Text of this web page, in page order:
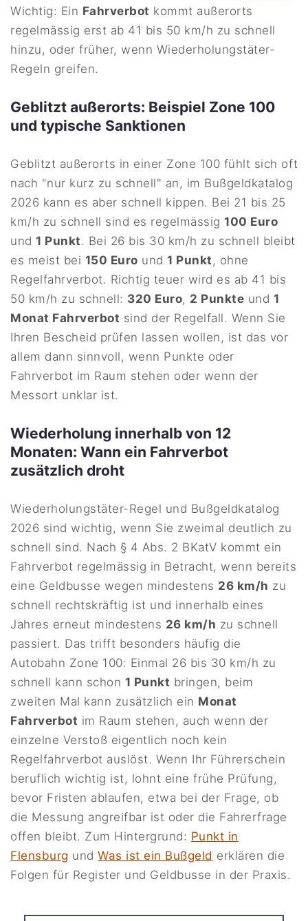
Wichtig: Ein Fahrverbot kommt außerorts
regelmässig erst ab 41 bis 50 km/h zu schnell
hinzu, oder früher, wenn Wiederholungstäter-
Regeln greifen.
Geblitzt außerorts: Beispiel Zone 100
und typische Sanktionen
Geblitzt außerorts in einer Zone 100 fühlt sich oft
nach "nur kurz zu schnell" an, im Bußgeldkatalog
2026 kann es aber schnell kippen. Bei 21 bis 25
km/h zu schnell sind es regelmässig100 Euro
und1 Punkt. Bei 26 bis 30 km/h zu schnell bleibt
es meist bei 150 Euro und1 Punkt, ohne
Regelfahrverbot. Richtig teuer wird es ab 41 bis
50 km/h zu schnell: 320 Euro, 2 Punkte und 1
Monat Fahrverbot sind der Regelfall. Wenn Sie
Ihren Bescheid prüfen lassen wollen, ist das vor
allem dann sinnvoll, wenn Punkte oder
Fahrverbot im Raum stehen oder wenn der
Messort unklar ist.
Wiederholung innerhalb von 12
Monaten: Wann ein Fahrverbot
zusätzlich droht
Wiederholungstäter-Regel und Bußgeldkatalog
2026 sind wichtig, wenn Sie zweimal deutlich zu
schnell sind. Nach § 4 Abs. 2 BKatV kommt ein
Fahrverbot regelmässig in Betracht, wenn bereits
eine Geldbusse wegen mindestens 26 km/h zu
schnell rechtskräftig ist und innerhalb eines
Jahres erneut mindestens 26 km/h zu schnell
passiert. Das trifft besonders häufig die
Autobahn Zone 100: Einmal 26 bis 30 km/h zu
schnell kann schon 1 Punkt bringen, beim
zweiten Mal kann zusätzlich ein Monat
Fahrverbot im Raum stehen, auch wenn der
einzelne Verstoß eigentlich noch kein
Regelfahrverbot auslöst. Wenn Ihr Führerschein
beruflich wichtig ist, lohnt eine frühe Prüfung,
bevor Fristen ablaufen, etwa bei der Frage, ob
die Messung angreifbar ist oder die Fahrerfrage
offen bleibt. Zum Hintergrund: Punkt in
Flensburg undWas ist ein Bußgeld erklären die
Folgen für Register und Geldbusse in der Praxis.